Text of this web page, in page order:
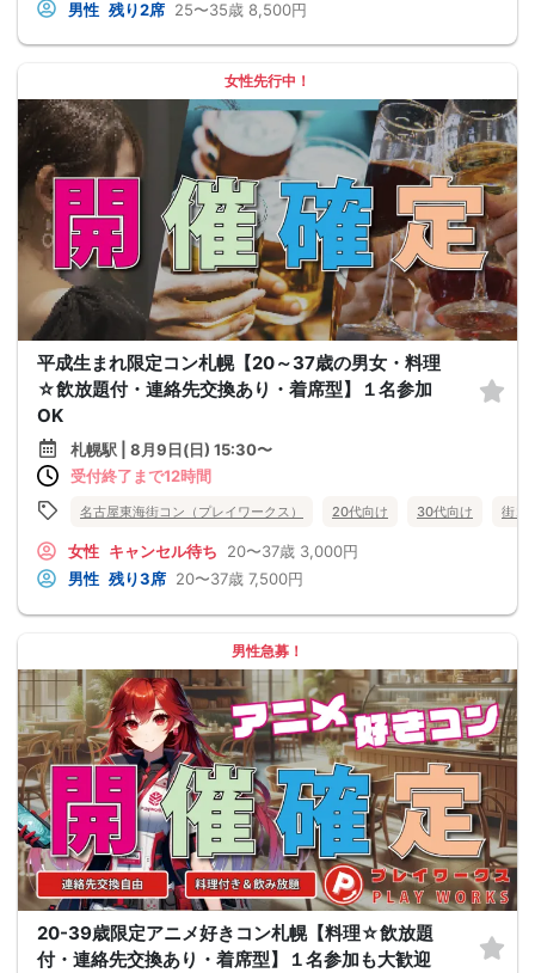
男性 残り2席 25〜35歳 8,500円
女性先行中！
平成生まれ限定コン札幌【20～37歳の男女・料理
☆飲放題付・連絡先交換あり・着席型】１名参加
OK
札幌駅 | 8月9日(日) 15:30〜
受付終了まで12時間
名古屋東海街コン（プレイワークス） 20代向け 30代向け 街コ
女性 キャンセル待ち 20〜37歳 3,000円
男性 残り3席 20〜37歳 7,500円
男性急募！
20-39歳限定アニメ好きコン札幌【料理☆飲放題
付・連絡先交換あり・着席型】１名参加も大歓迎